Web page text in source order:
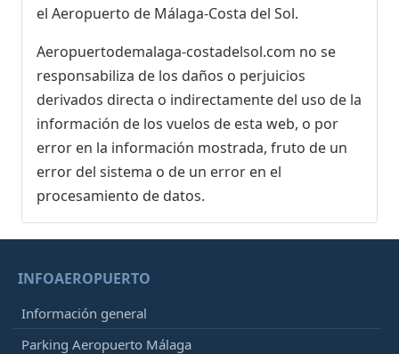
el Aeropuerto de Málaga-Costa del Sol.
Aeropuertodemalaga-costadelsol.com no se
responsabiliza de los daños o perjuicios
derivados directa o indirectamente del uso de la
información de los vuelos de esta web, o por
error en la información mostrada, fruto de un
error del sistema o de un error en el
procesamiento de datos.
INFOAEROPUERTO
Información general
Parking Aeropuerto Málaga